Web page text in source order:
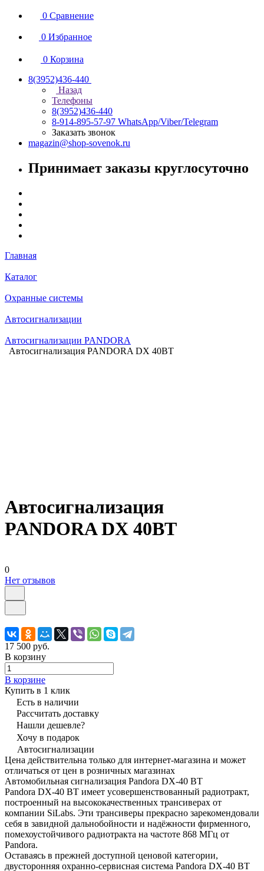
0 Сравнение
0 Избранное
0 Корзина
8(3952)436-440
Назад
Телефоны
8(3952)436-440
8-914-895-57-97 WhatsApp/Viber/Telegram
Заказать звонок
magazin@shop-sovenok.ru
Принимает заказы круглосуточно
Главная
Каталог
Охранные системы
Автосигнализации
Автосигнализации PANDORA
Автосигнализация PANDORA DX 40BT
Автосигнализация
PANDORA DX 40BT
0
Нет отзывов
17 500 руб.
В корзину
В корзине
Купить в 1 клик
Есть в наличии
Рассчитать доставку
Нашли дешевле?
Хочу в подарок
Автосигнализации
Цена действительна только для интернет-магазина и может
отличаться от цен в розничных магазинах
Автомобильная сигнализация Pandora DX-40 BT
Pandora DX-40 BT имеет усовершенствованный радиотракт,
построенный на высококачественных трансиверах от
компании SiLabs. Эти трансиверы прекрасно зарекомендовали
себя в завидной дальнобойности и надёжности фирменного,
помехоустойчивого радиотракта на частоте 868 МГц от
Pandora.
Оставаясь в прежней доступной ценовой категории,
двусторонняя охранно-сервисная система Pandora DX-40 BT